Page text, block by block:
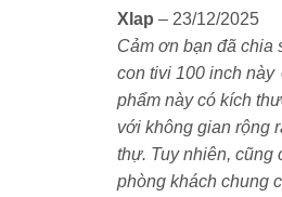
HD (3840 × 2160 pixels), hiển
khung hình. Kích thước lý
lớn như phòng khách, phòng
kiện cá nhân.
Xlap – 23/12/2025
Cảm ơn bạn đã chia
con tivi 100 inch này
phẩm này có kích
với không gian rộng
thự. Tuy nhiên, cũng
phòng khách chung